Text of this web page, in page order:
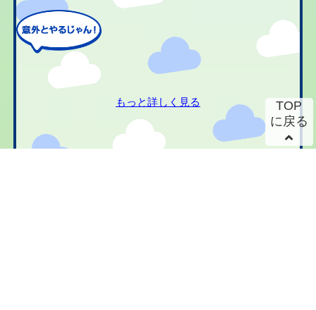
もっと詳しく見る
TOP
に戻る